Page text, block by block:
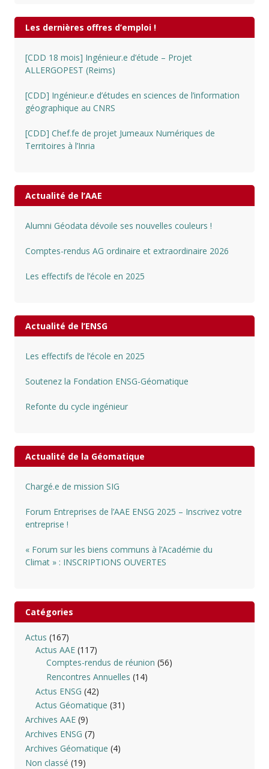
Les dernières offres d’emploi !
[CDD 18 mois] Ingénieur.e d’étude – Projet
ALLERGOPEST (Reims)
[CDD] Ingénieur.e d’études en sciences de l’information
géographique au CNRS
[CDD] Chef.fe de projet Jumeaux Numériques de
Territoires à l’Inria
Actualité de l’AAE
Alumni Géodata dévoile ses nouvelles couleurs !
Comptes-rendus AG ordinaire et extraordinaire 2026
Les effectifs de l’école en 2025
Actualité de l’ENSG
Les effectifs de l’école en 2025
Soutenez la Fondation ENSG-Géomatique
Refonte du cycle ingénieur
Actualité de la Géomatique
Chargé.e de mission SIG
Forum Entreprises de l’AAE ENSG 2025 – Inscrivez votre
entreprise !
« Forum sur les biens communs à l’Académie du
Climat » : INSCRIPTIONS OUVERTES
Catégories
Actus (167)
Actus AAE (117)
Comptes-rendus de réunion (56)
Rencontres Annuelles (14)
Actus ENSG (42)
Actus Géomatique (31)
Archives AAE(9)
Archives ENSG (7)
Archives Géomatique (4)
Non classé (19)